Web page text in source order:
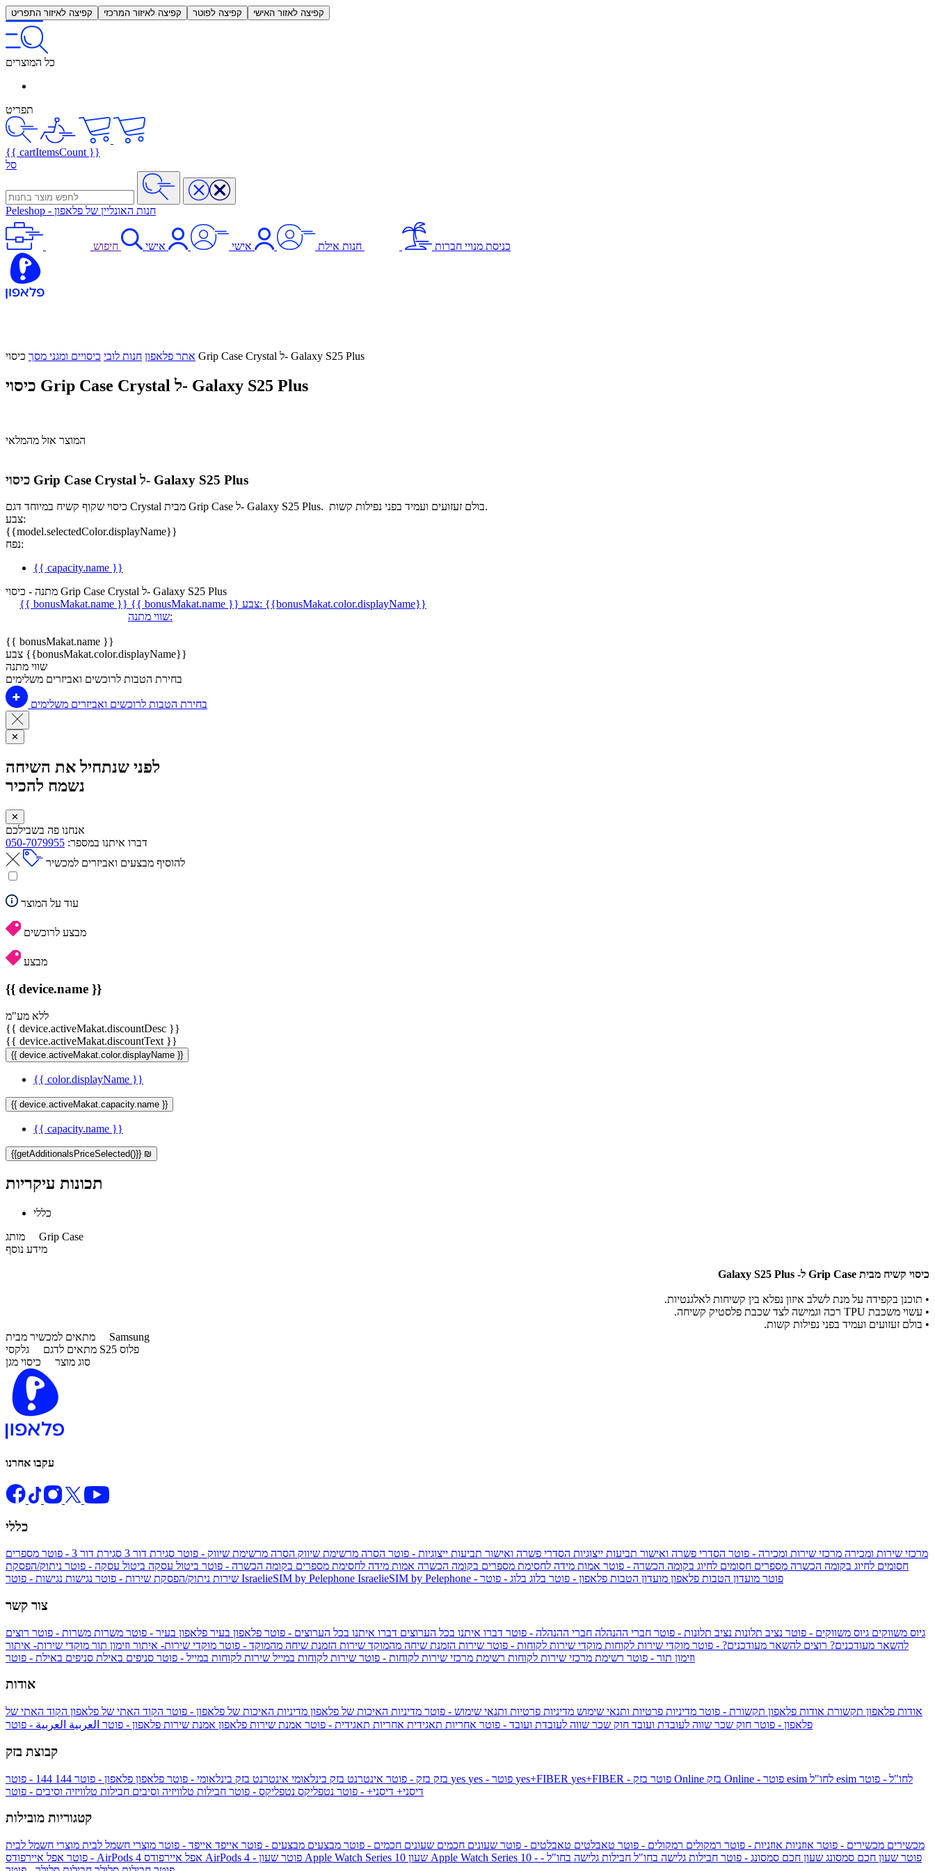
קפיצה לאיזור התפריט קפיצה לאיזור המרכזי קפיצה לפוטר קפיצה לאזור האישי
כל המוצרים
תפריט
{{ cartItemsCount }}
סל
Peleshop - חנות האונליין של פלאפון
כניסת מנויי חברות חנות אילת אישי אישי חיפוש
אתר פלאפון חנות לובי כיסויים ומגני מסך כיסוי Grip Case Crystal ל- Galaxy S25 Plus
כיסוי Grip Case Crystal ל- Galaxy S25 Plus
המוצר אזל מהמלאי
כיסוי Grip Case Crystal ל- Galaxy S25 Plus
כיסוי שקוף קשיח במיוחד דגם Crystal מבית Grip Case ל- Galaxy S25 Plus.
בולם זעזועים ועמיד בפני נפילות קשות.
צבע:
{{model.selectedColor.displayName}}
נפח:
{{ capacity.name }}
מתנה - כיסוי Grip Case Crystal ל- Galaxy S25 Plus
{{ bonusMakat.name }} {{ bonusMakat.name }} צבע: {{bonusMakat.color.displayName}}
שווי מתנה:
{{ bonusMakat.name }}
צבע {{bonusMakat.color.displayName}}
שווי מתנה
בחירת הטבות לרוכשים ואביזרים משלימים
בחירת הטבות לרוכשים ואביזרים משלימים
✕
לפני שנתחיל את השיחה
נשמח להכיר
✕
אנחנו פה בשבילכם
דברו איתנו במספר: 050-7079955
להוסיף מבצעים ואביזרים למכשיר
עוד על המוצר
מבצע לרוכשים
מבצע
{{ device.name }}
ללא מע"מ
{{ device.activeMakat.discountDesc }}
{{ device.activeMakat.discountText }}
{{ device.activeMakat.color.displayName }}
{{ color.displayName }}
{{ device.activeMakat.capacity.name }}
{{ capacity.name }}
{{getAdditionalsPriceSelected()}} ₪
תכונות עיקריות
כללי
מותג Grip Case
מידע נוסף
כיסוי קשיח מבית Grip Case ל- Galaxy S25 Plus
• תוכנן בקפידה על מנת לשלב איזון נפלא בין קשיחות לאלגנטיות.
• עשוי משכבת TPU רכה וגמישה לצד שכבת פלסטיק קשיחה.
• בולם זעזועים ועמיד בפני נפילות קשות.
מתאים למכשיר מבית Samsung
מתאים לדגם
גלקסי S25 פלוס
סוג מוצר כיסוי מגן
עקבו אחרנו
כללי
מרכזי שירות ומכירה מרכזי שירות ומכירה - פוטר הסדרי פשרה ואישור תביעות ייצוגיות הסדרי פשרה ואישור תביעות ייצוגיות - פוטר הסרה מרשימת שיווק הסרה מרשימת שיווק - פוטר סגירת דור 3 סגירת דור 3 - פוטר
מספרים
חסומים לחיוג בקומה הכשרה מספרים חסומים לחיוג בקומה הכשרה - פוטר אמות מידה לחסימת מספרים בקומה הכשרה אמות מידה לחסימת מספרים בקומה הכשרה - פוטר ביטול עסקה ביטול עסקה - פוטר ניתוק/הפסקת
שירות ניתוק/הפסקת שירות - פוטר נגישות IsraelieSIM by Pelephone IsraelieSIM by Pelephone - פוטר מועדון הטבות פלאפון מועדון הטבות פלאפון - פוטר בלוג בלוג - פוטר
צור קשר
גיוס משווקים גיוס משווקים - פוטר נציב תלונות נציב תלונות - פוטר חברי ההנהלה חברי ההנהלה - פוטר דברו איתנו בכל הערוצים דברו איתנו בכל הערוצים - פוטר פלאפון בעיר פלאפון בעיר - פוטר משרות משרות - פוטר רוצים
להשאר מעודכנים? רוצים להשאר מעודכנים? - פוטר מוקדי שירות לקוחות מוקדי שירות לקוחות - פוטר שירות הזמנת שיחה מהמוקד שירות הזמנת שיחה מהמוקד - פוטר מוקדי שירות- איתור וזימון תור מוקדי שירות- איתור
וזימון תור - פוטר רשימת מרכזי שירות לקוחות רשימת מרכזי שירות לקוחות - פוטר שירות לקוחות במייל שירות לקוחות במייל - פוטר סניפים באילת סניפים באילת - פוטר
אודות
אודות פלאפון תקשורת אודות פלאפון תקשורת - פוטר מדיניות פרטיות ותנאי שימוש מדיניות פרטיות ותנאי שימוש - פוטר מדיניות האיכות של פלאפון מדיניות האיכות של פלאפון - פוטר הקוד האתי של פלאפון הקוד האתי של
פלאפון - פוטר חוק שכר שווה לעובדת ועובד חוק שכר שווה לעובדת ועובד - פוטר אחריות תאגידית אחריות תאגידית - פוטר אמנת שירות פלאפון אמנת שירות פלאפון - פוטר العربية العربية - פוטר
קבוצת בזק
בזק בזק - פוטר אינטרנט בזק בינלאומי אינטרנט בזק בינלאומי - פוטר פלאפון פלאפון - פוטר 144 yes yes+FIBER yes+FIBER - פוטר בזק Online
esim לחו"ל - פוטר
דיסני+ דיסני+ - פוטר נטפליקס נטפליקס - פוטר חבילות טלוויזיה וסיבים חבילות טלוויזיה וסיבים - פוטר
קטגוריות מובילות
מכשירים מכשירים - פוטר אוזניות אוזניות - פוטר רמקולים רמקולים - פוטר טאבלטים טאבלטים - פוטר שעונים חכמים שעונים חכמים - פוטר מבצעים מבצעים - פוטר אייפד אייפד - פוטר מוצרי חשמל לבית מוצרי חשמל לבית
- פוטר אפל איירפודס AirPods 4 אפל איירפודס AirPods 4 - פוטר שעון Apple Watch Series 10 שעון Apple Watch Series 10 - פוטר שעון חכם סמסונג שעון חכם סמסונג - פוטר חבילות גלישה בחו"ל חבילות גלישה בחו"ל -